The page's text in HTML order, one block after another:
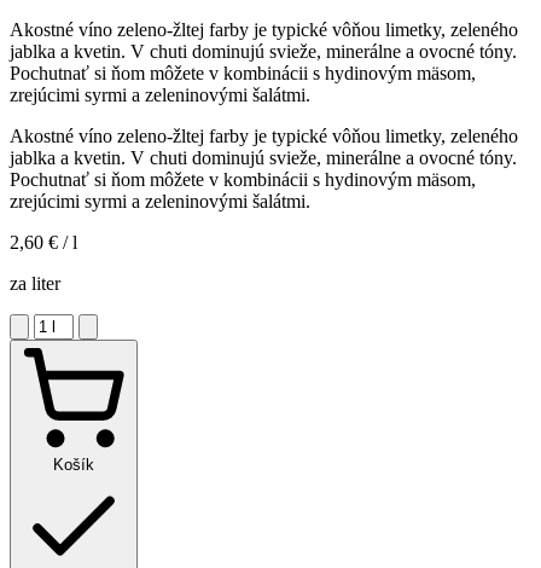
Akostné víno zeleno-žltej farby je typické vôňou limetky, zeleného
jablka a kvetin. V chuti dominujú svieže, minerálne a ovocné tóny.
Pochutnať si ňom môžete v kombinácii s hydinovým mäsom,
zrejúcimi syrmi a zeleninovými šalátmi.
Akostné víno zeleno-žltej farby je typické vôňou limetky, zeleného
jablka a kvetin. V chuti dominujú svieže, minerálne a ovocné tóny.
Pochutnať si ňom môžete v kombinácii s hydinovým mäsom,
zrejúcimi syrmi a zeleninovými šalátmi.
2,60 € / l
za liter
Košík